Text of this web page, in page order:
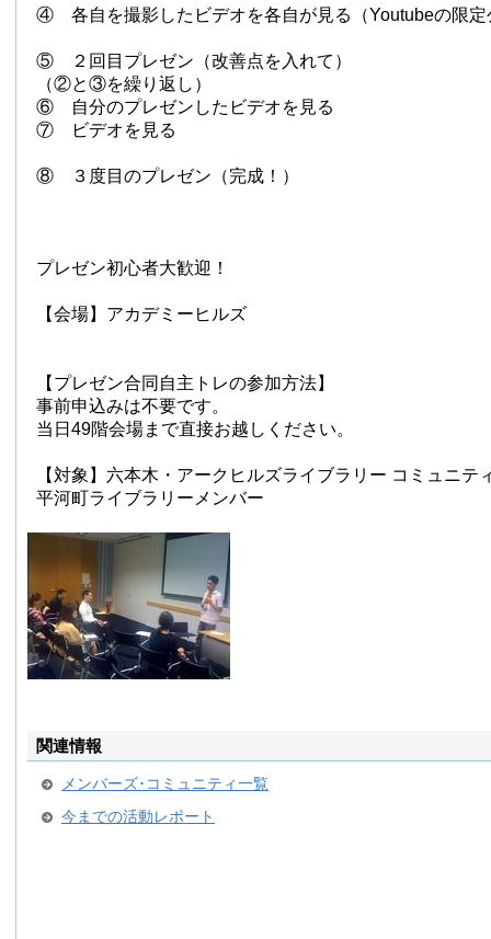
④ 各自を撮影したビデオを各自が見る（Youtubeの限定
⑤ ２回目プレゼン（改善点を入れて）
（②と③を繰り返し）
⑥ 自分のプレゼンしたビデオを見る
⑦ ビデオを見る
⑧ ３度目のプレゼン（完成！）
プレゼン初心者大歓迎！
【会場】アカデミーヒルズ
【プレゼン合同自主トレの参加方法】
事前申込みは不要です。
当日49階会場まで直接お越しください。
【対象】六本木・アークヒルズライブラリー コミュニテ
平河町ライブラリーメンバー
関連情報
メンバーズ･コミュニティ一覧
今までの活動レポート